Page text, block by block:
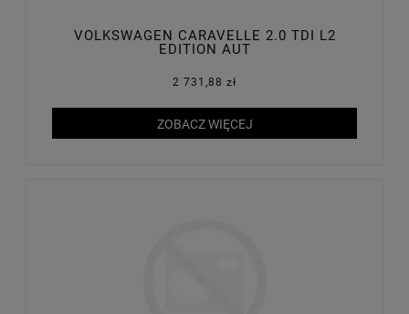
VOLKSWAGEN CARAVELLE 2.0 TDI L2
EDITION AUT
2 731,88 zł
ZOBACZ WIĘCEJ